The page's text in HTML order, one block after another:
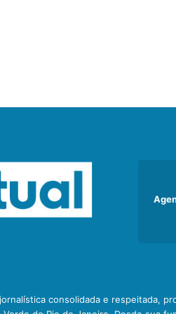
consolidada e respeitada,